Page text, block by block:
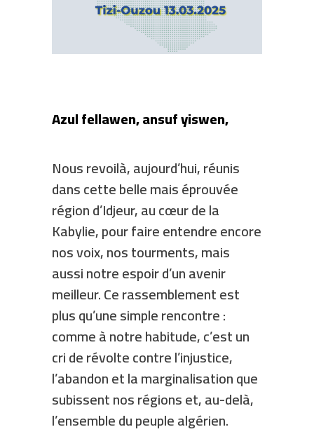
Azul fellawen, ansuf yiswen,
Nous revoilà, aujourd’hui, réunis
dans cette belle mais éprouvée
région d’Idjeur, au cœur de la
Kabylie, pour faire entendre encore
nos voix, nos tourments, mais
aussi notre espoir d’un avenir
meilleur. Ce rassemblement est
plus qu’une simple rencontre :
comme à notre habitude, c’est un
cri de révolte contre l’injustice,
l’abandon et la marginalisation que
subissent nos régions et, au-delà,
l’ensemble du peuple algérien.